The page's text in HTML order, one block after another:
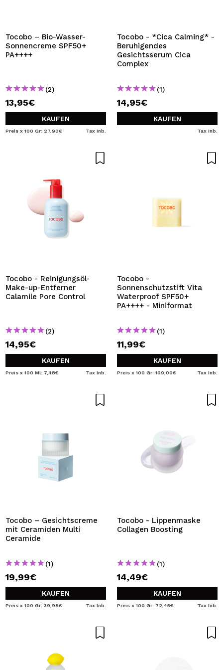
Tocobo – Bio-Wasser-
Sonnencreme SPF50+
PA++++
(2)
13,95€
KAUFEN
Preis x 100 Gr: 27,90€ Tax Inb.
Tocobo - *Cica Calming* -
Beruhigendes
Gesichtsserum Cica
Complex
(1)
14,95€
KAUFEN
Tax Inb.
Tocobo - Reinigungsöl-
Make-up-Entferner
Calamile Pore Control
(2)
14,95€
KAUFEN
Preis x 100 Ml: 7,48€ Tax Inb.
Tocobo -
Sonnenschutzstift Vita
Waterproof SPF50+
PA++++ - Miniformat
(1)
11,99€
KAUFEN
Preis x 100 Gr: 109,00€ Tax Inb.
Tocobo – Gesichtscreme
mit Ceramiden Multi
Ceramide
(1)
19,99€
KAUFEN
Preis x 100 Gr: 39,98€ Tax Inb.
Tocobo - Lippenmaske
Collagen Boosting
(1)
14,49€
KAUFEN
Preis x 100 Gr: 72,45€ Tax Inb.